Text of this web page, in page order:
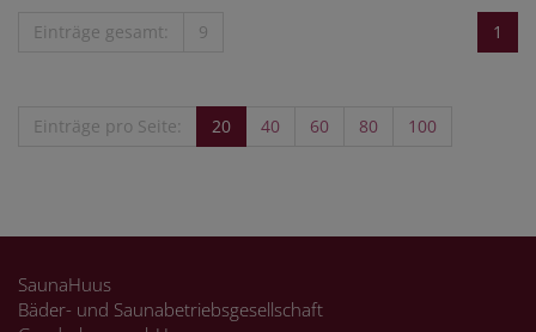
1
Einträge gesamt: 9
Einträge pro Seite: 20 40 60 80 100
SaunaHuus
Bäder- und Saunabetriebsgesellschaft